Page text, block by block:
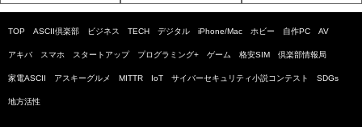
TOP ASCII倶楽部 ビジネス TECH デジタル iPhone/Mac ホビー 自作PC AV
アキバ スマホ スタートアップ プログラミング+ ゲーム 格安SIM 倶楽部情報局
家電ASCII アスキーグルメ MITTR IoT サイバーセキュリティ小説コンテスト SDGs
地方活性